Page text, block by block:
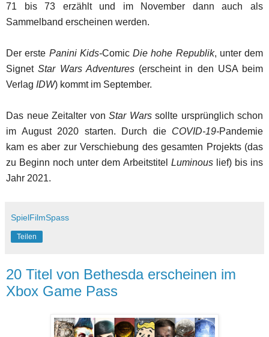
71 bis 73 erzählt und im November dann auch als
Sammelband erscheinen werden.
Der erste Panini Kids-Comic Die hohe Republik, unter dem
SignetStar Wars Adventures(erscheint in den USA beim
Verlag IDW) kommt im September.
Das neue Zeitalter von Star Warssollte ursprünglich schon
im August 2020 starten. Durch die COVID-19-Pandemie
kam es aber zur Verschiebung des gesamten Projekts (das
zu Beginn noch unter dem Arbeitstitel Luminouslief) bis ins
Jahr 2021.
SpielFilmSpass
Teilen
20 Titel von Bethesda erscheinen im
Xbox Game Pass